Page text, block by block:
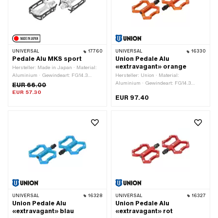
UNIVERSAL 17760
Pedale Alu MKS sport
Hersteller: Made in Japan · Material:
Aluminium · Gewindeart: FG14.3
(9/16" 20G) · Farbe: schwarz · Farbe:
silber · Antrieb: Aussenzweikant ·
EUR 66.00
EUR 57.30
UNIVERSAL 16330
Union Pedale Alu
«extravagant» orange
Hersteller: Union · Material:
Aluminium · Gewindeart: FG14.3
Aussensechskant · Antrieb:
EUR 97.40
UNIVERSAL 16328
Union Pedale Alu
«extravagant» blau
UNIVERSAL 16327
Union Pedale Alu
«extravagant» rot